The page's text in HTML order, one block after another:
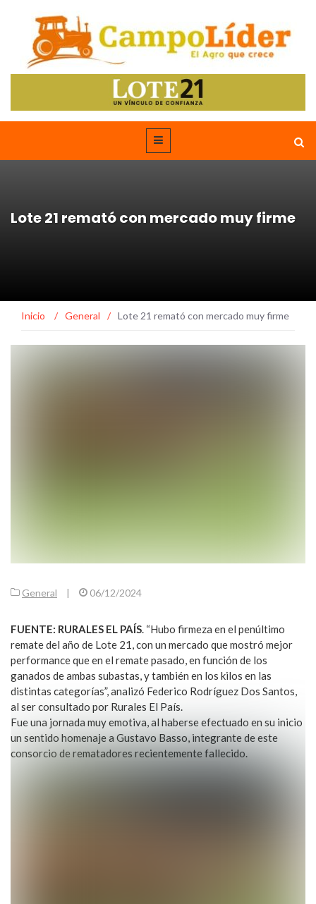
Lote 21 remató con mercado muy firme
Inicio / General / Lote 21 remató con mercado muy firme
General | 06/12/2024
FUENTE: RURALES EL PAÍS. “Hubo firmeza en el penúltimo
remate del año de Lote 21, con un mercado que mostró mejor
performance que en el remate pasado, en función de los
ganados de ambas subastas, y también en los kilos en las
distintas categorías”, analizó Federico Rodríguez Dos Santos,
al ser consultado por Rurales El País.
Fue una jornada muy emotiva, al haberse efectuado en su inicio
un sentido homenaje a Gustavo Basso, integrante de este
consorcio de rematadores recientemente fallecido.